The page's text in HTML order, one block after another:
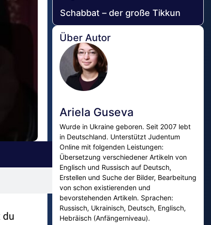
du
Schabbat – der große Tikkun
Über Autor
Ariela Guseva
Wurde in Ukraine geboren. Seit 2007 lebt
in Deutschland. Unterstützt Judentum
Online mit folgenden Leistungen:
Übersetzung verschiedener Artikeln von
Englisch und Russisch auf Deutsch,
Erstellen und Suche der Bilder, Bearbeitung
von schon existierenden und
bevorstehenden Artikeln. Sprachen:
Russisch, Ukrainisch, Deutsch, Englisch,
Hebräisch (Anfängerniveau).